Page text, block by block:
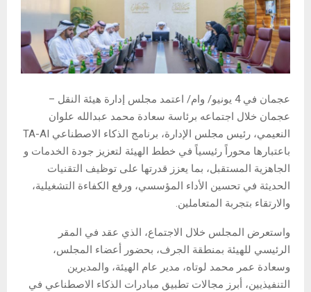
عجمان في 4 يونيو/ وام/ اعتمد مجلس إدارة هيئة النقل –
عجمان خلال اجتماعه برئاسة سعادة محمد عبدالله علوان
النعيمي، رئيس مجلس الإدارة، برنامج الذكاء الاصطناعي TA-AI
باعتبارها محوراً رئيسياً في خطط الهيئة لتعزيز جودة الخدمات و
الجاهزية المستقبل، بما يعزز قدرتها على توظيف التقنيات
الحديثة في تحسين الأداء المؤسسي، ورفع الكفاءة التشغيلية،
والارتقاء بتجربة المتعاملين.
واستعرض المجلس خلال الاجتماع، الذي عقد في المقر
الرئيسي للهيئة بمنطقة الجرف، بحضور أعضاء المجلس،
وسعادة عمر محمد لوتاه، مدير عام الهيئة، والمديرين
التنفيذيين، أبرز مجالات تطبيق مبادرات الذكاء الاصطناعي في